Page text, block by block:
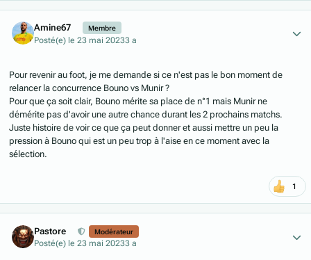
Amine67 Membre
Posté(e) le 23 mai 20233 a
Pour revenir au foot, je me demande si ce n'est pas le bon moment de
relancer la concurrence Bouno vs Munir ?
Pour que ça soit clair, Bouno mérite sa place de n°1 mais Munir ne
démérite pas d'avoir une autre chance durant les 2 prochains matchs.
Juste histoire de voir ce que ça peut donner et aussi mettre un peu la
pression à Bouno qui est un peu trop à l'aise en ce moment avec la
sélection.
1
Pastore Modérateur
Posté(e) le 23 mai 20233 a